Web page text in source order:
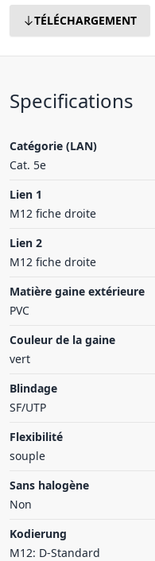
TÉLÉCHARGEMENT
Specifications
Catégorie (LAN)
Cat. 5e
Lien 1
M12 fiche droite
Lien 2
M12 fiche droite
Matière gaine extérieure
PVC
Couleur de la gaine
vert
Blindage
SF/UTP
Flexibilité
souple
Sans halogène
Non
Kodierung
M12: D-Standard